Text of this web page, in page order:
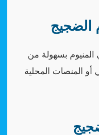
الضجيج
بسهولة من
أو المنصات المحلية